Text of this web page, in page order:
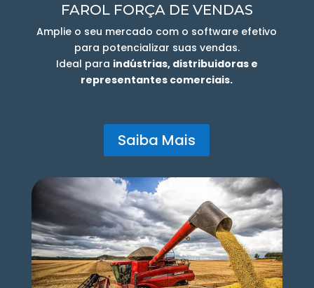
FAROL FORÇA DE VENDAS
Amplie o seu mercado com o software efetivo
para potencializar suas vendas.
Ideal para indústrias, distribuidoras e
representantes comerciais.
Saiba Mais